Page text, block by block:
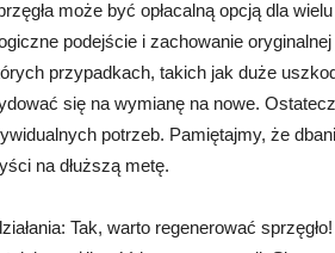
może być opłacalną opcją dla
podejście i zachowanie
przypadkach, takich jak duże
się na wymianę na nowe.
potrzeb. Pamiętajmy, że
na dłuższą metę.
Tak, warto regenerować